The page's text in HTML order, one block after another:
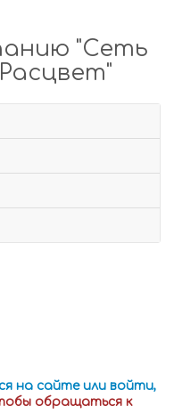
"Сеть
на сайте или войти,
обращаться к